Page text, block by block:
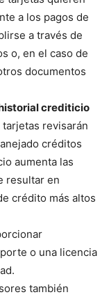
a los pagos de
a través de
o, en el caso de
documentos
crediticio
revisarán
créditos
aumenta las
resultar en
crédito más altos
o una licencia
también